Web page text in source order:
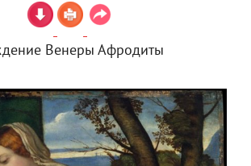
Венеры Афродиты